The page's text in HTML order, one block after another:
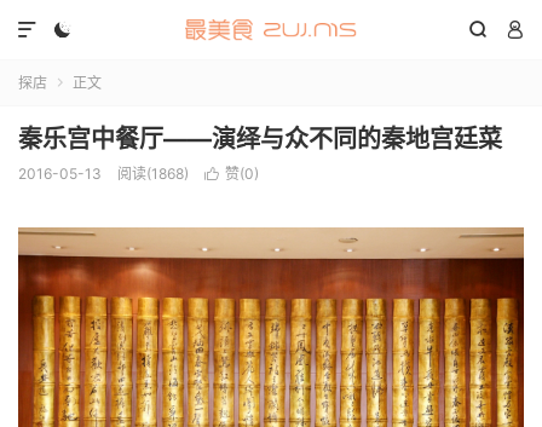
  

探店  正文
秦乐宫中餐厅——演绎与众不同的秦地宫廷菜
2016-05-13 阅读(1868)  赞(0)